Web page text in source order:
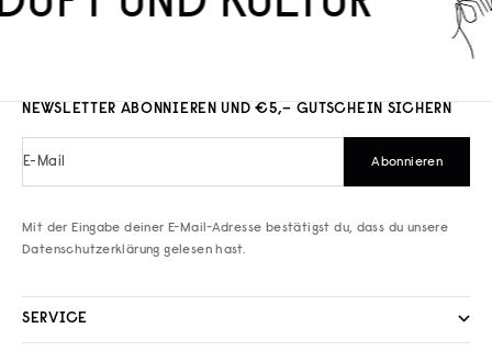
NEWSLETTER ABONNIEREN UND €5,– GUTSCHEIN SICHERN
E-Mail Abonnieren
Mit der Eingabe deiner E-Mail-Adresse bestätigst du, dass du unsere
Datenschutzerklärung gelesen hast.
SERVICE